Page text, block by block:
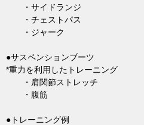
・サイドランジ
・チェストパス
・ジャーク
●サスペンションブーツ
*重力を利用したトレーニング
・肩関節ストレッチ
・腹筋
●トレーニング例